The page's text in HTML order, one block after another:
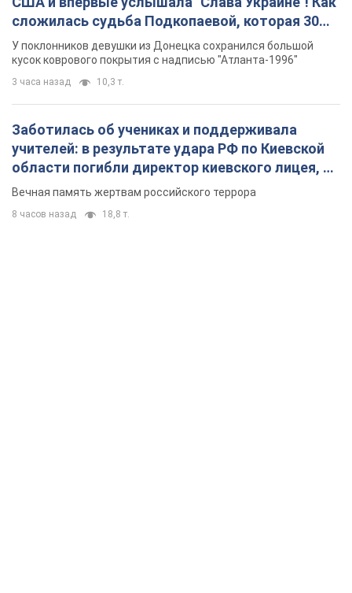
сложилась судьба Подкопаевой, которая 30
лет назад завоевала "золото" Олимпиады
У поклонников девушки из Донецка сохранился большой
кусок коврового покрытия с надписью "Атланта-1996"
3 часа назад 10,3 т.
Заботилась об учениках и поддерживала
учителей: в результате удара РФ по Киевской
области погибли директор киевского лицея, её
муж и внук
Вечная память жертвам российского террора
8 часов назад 18,8 т.